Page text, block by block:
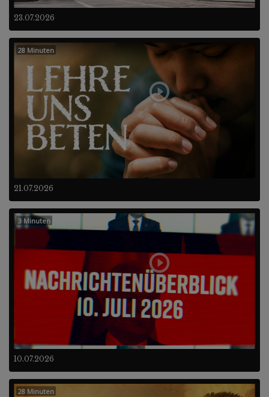
23.07.2026
21.07.2026
28 Minuten
10.07.2026
3 Minuten
28 Minuten